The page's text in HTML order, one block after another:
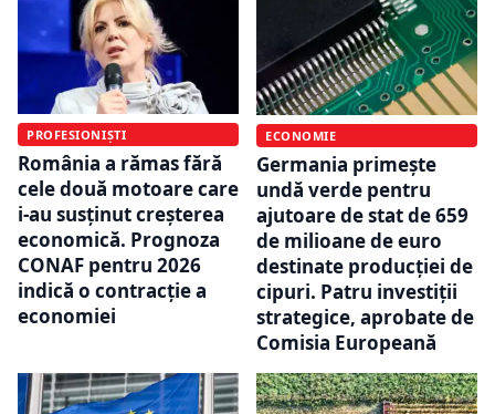
PROFESIONIȘTI
România a rămas fără
cele două motoare care
i-au susținut creșterea
economică. Prognoza
CONAF pentru 2026
indică o contracție a
economiei
ECONOMIE
Germania primește
undă verde pentru
ajutoare de stat de 659
de milioane de euro
destinate producției de
cipuri. Patru investiții
strategice, aprobate de
Comisia Europeană